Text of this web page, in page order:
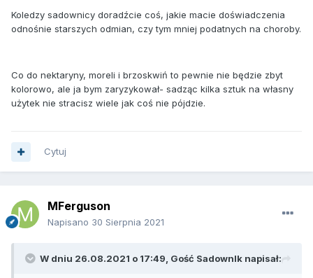
Koledzy sadownicy doradźcie coś, jakie macie doświadczenia
odnośnie starszych odmian, czy tym mniej podatnych na choroby.
Co do nektaryny, moreli i brzoskwiń to pewnie nie będzie zbyt
kolorowo, ale ja bym zaryzykował- sadząc kilka sztuk na własny
użytek nie stracisz wiele jak coś nie pójdzie.
Cytuj
MFerguson
Napisano 30 Sierpnia 2021
W dniu 26.08.2021 o 17:49, Gość SadownIk napisał: